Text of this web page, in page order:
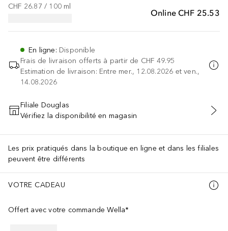
Online CHF 25.53
CHF 26.87 / 100 ml
En ligne: Disponible
Frais de livraison offerts à partir de CHF 49.95
Estimation de livraison: Entre mer., 12.08.2026 et ven.,
14.08.2026
AJOUTER AU PANIER
Filiale Douglas
Vérifiez la disponibilité en magasin
Les prix pratiqués dans la boutique en ligne et dans les filiales
peuvent être différents
VOTRE CADEAU
Offert avec votre commande Wella*